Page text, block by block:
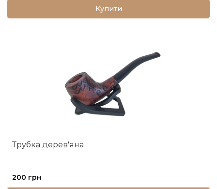
Купити
Трубка дерев'яна
200 грн